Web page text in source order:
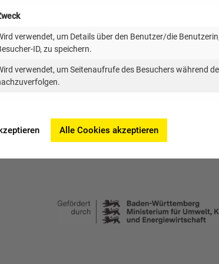
und -eigentümer und
verwendet, um Details über den Benutzer/die
ID, zu speichern.
verwendet, um Seitenaufrufe des Besuchers während
Alle Cookies akzeptieren